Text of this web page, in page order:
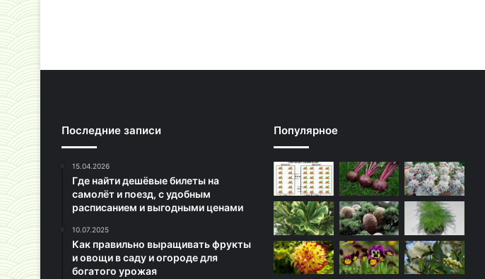
Последние записи
15.04.2026
Где найти дешёвые билеты на
самолёт и поезд, с удобным
расписанием и выгодными ценами
10.07.2025
Как правильно выращивать фрукты
и овощи в саду и огороде для
богатого урожая
Популярное